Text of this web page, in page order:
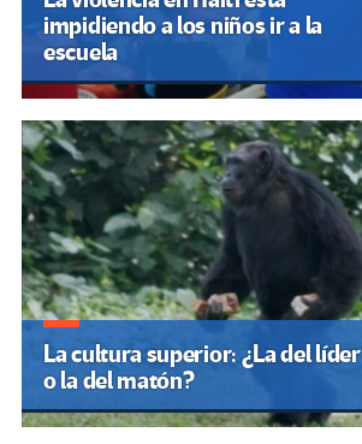
impidiendo a los niños ir a la
escuela
La cultura superior: ¿La del líder
o la del matón?